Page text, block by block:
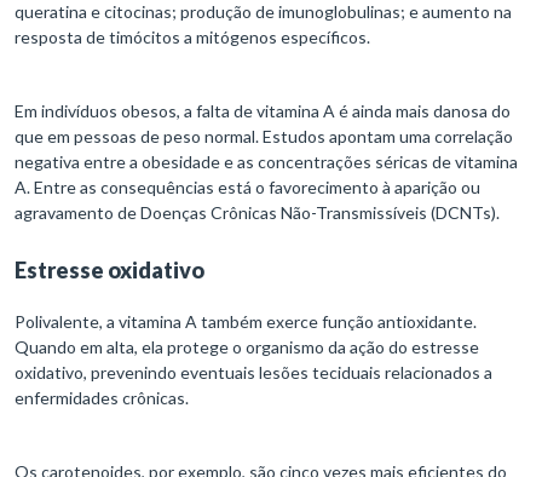
queratina e citocinas; produção de imunoglobulinas; e aumento na
resposta de timócitos a mitógenos específicos.
Em indivíduos obesos, a falta de vitamina A é ainda mais danosa do
que em pessoas de peso normal. Estudos apontam uma correlação
negativa entre a obesidade e as concentrações séricas de vitamina
A. Entre as consequências está o favorecimento à aparição ou
agravamento de Doenças Crônicas Não-Transmissíveis (DCNTs).
Estresse oxidativo
Polivalente, a vitamina A também exerce função antioxidante.
Quando em alta, ela protege o organismo da ação do estresse
oxidativo, prevenindo eventuais lesões teciduais relacionados a
enfermidades crônicas.
Os carotenoides, por exemplo, são cinco vezes mais eficientes do